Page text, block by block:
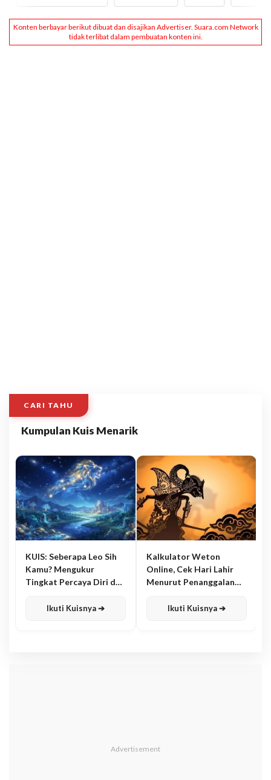
CARI TAHU
Kumpulan Kuis Menarik
KUIS: Seberapa Leo Sih
Kamu? Mengukur
Tingkat Percaya Diri dan
Ikuti Kuisnya ➔
Kalkulator Weton
Online, Cek Hari Lahir
Menurut Penanggalan
Ikuti Kuisnya ➔